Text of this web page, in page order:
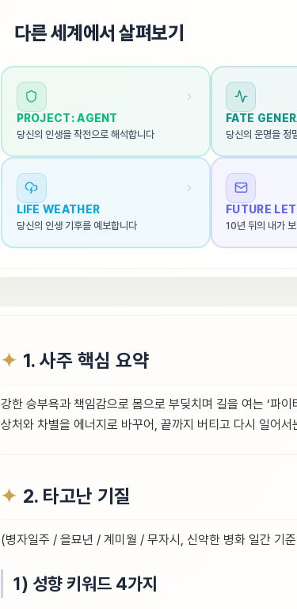
다른 세계에서 살펴보기
PROJECT: AGENT
당신의 인생을 작전으로 해석합니다
FATE
당신의 운명을 정
LIFE WEATHER
당신의 인생 기후를 예보합니다
FUTURE
10년 뒤의 내가
1. 사주 핵심 요약
강한 승부욕과 책임감으로 몸으로 부딪치며 길을 여는 ‘파이
상처와 차별을 에너지로 바꾸어, 끝까지 버티고 다시 일어서
2. 타고난 기질
(병자일주 / 을묘년 / 계미월 / 무자시, 신약한 병화 일간 기
1) 성향 키워드 4가지